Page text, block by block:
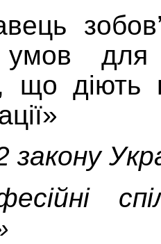
для
що діють